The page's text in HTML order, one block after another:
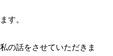
す。
の話をさせていただきま